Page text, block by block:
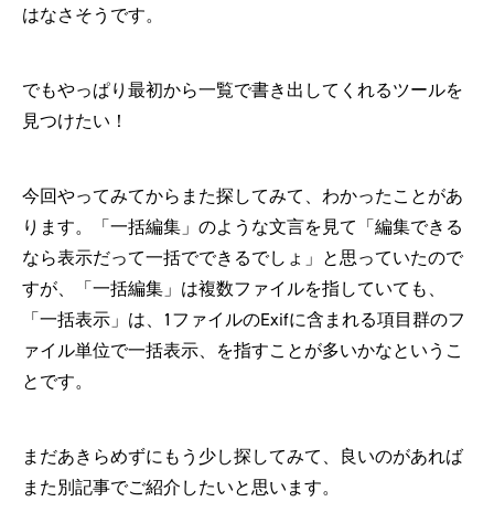
はなさそうです。
でもやっぱり最初から一覧で書き出してくれるツールを
見つけたい！
今回やってみてからまた探してみて、わかったことがあ
ります。「一括編集」のような文言を見て「編集できる
なら表示だって一括でできるでしょ」と思っていたので
すが、「一括編集」は複数ファイルを指していても、
「一括表示」は、1ファイルのExifに含まれる項目群のフ
ァイル単位で一括表示、を指すことが多いかなというこ
とです。
まだあきらめずにもう少し探してみて、良いのがあれば
また別記事でご紹介したいと思います。